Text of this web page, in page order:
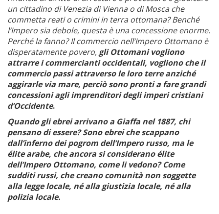
un cittadino di Venezia di Vienna o di Mosca che
commetta reati o crimini in terra ottomana? Benché
l’Impero sia debole, questa è una concessione enorme.
Perché la fanno? Il commercio nell’Impero Ottomano è
disperatamente povero, gli Ottomani vogliono
attrarre i commercianti occidentali, vogliono che il
commercio passi attraverso le loro terre anziché
aggirarle via mare, perciò sono pronti a fare grandi
concessioni agli imprenditori degli imperi cristiani
d’Occidente.
Quando gli ebrei arrivano a Giaffa nel 1887, chi
pensano di essere? Sono ebrei che scappano
dall’inferno dei pogrom dell’Impero russo, ma le
élite arabe, che ancora si considerano élite
dell’Impero Ottomano, come li vedono? Come
sudditi russi, che creano comunità non soggette
alla legge locale, né alla giustizia locale, né alla
polizia locale.